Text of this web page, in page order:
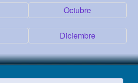
Octubre
Diciembre